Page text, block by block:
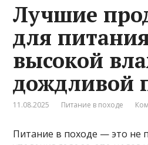
Лучшие
для
высокой
дождливой
11.08.2025 Питание в походе
Питание в походе — это не